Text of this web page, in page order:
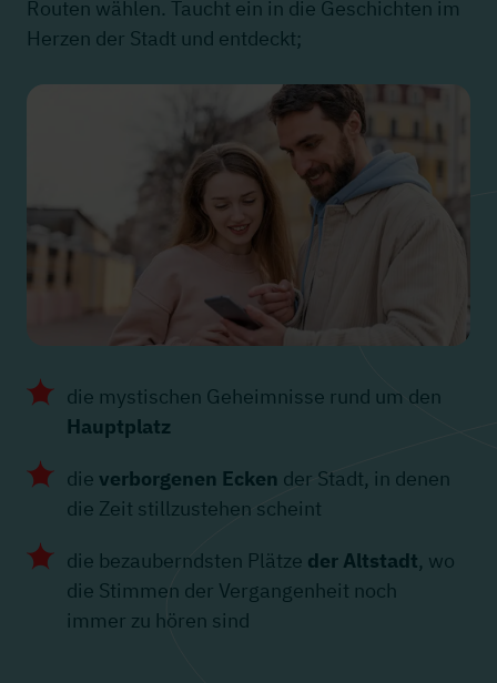
Routen wählen. Taucht ein in die Geschichten im
Herzen der Stadt und entdeckt;
die mystischen Geheimnisse rund um den
Hauptplatz
die verborgenen Ecken der Stadt, in denen
die Zeit stillzustehen scheint
die bezauberndsten Plätze der Altstadt, wo
die Stimmen der Vergangenheit noch
immer zu hören sind